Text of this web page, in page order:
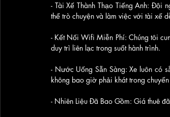
- Tài Xế Thành Thạo Tiếng Anh:
thể trò chuyện và làm việc với tài xế
- Kết Nối Wifi Miễn Phí: Chúng tôi
duy trì liên lạc trong suốt hành trình.
- Nước Uống Sẵn Sàng: Xe luôn có
không bao giờ phải khát trong
- Nhiên Liệu Đã Bao Gồm: Giá thuê